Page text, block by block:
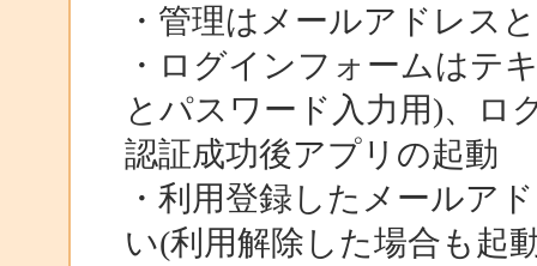
・管理はメールアドレス
・ログインフォームはテ
とパスワード入力用)、ロ
認証成功後アプリの起動
・利用登録したメールア
い(利用解除した場合も起